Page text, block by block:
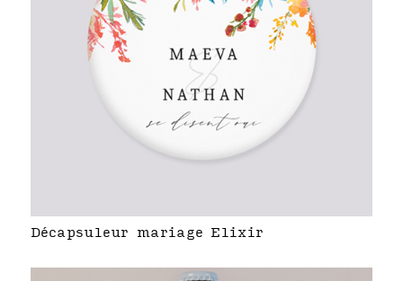
Décapsuleur mariage Elixir